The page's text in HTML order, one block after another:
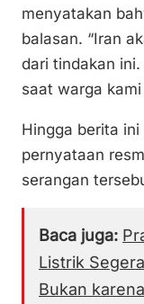
menyatakan
balasan. “Iran
dari tindakan
saat warga
Hingga berita
pernyataan
serangan
Baca juga:
Listrik
Bukan